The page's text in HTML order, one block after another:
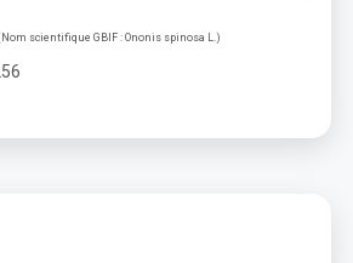
scientifique GBIF : Ononis spinosa L.)